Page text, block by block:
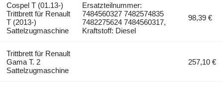
Cospel T (01.13-)
Trittbrett für Renault
T (2013-)
Sattelzugmaschine
Ersatzteilnummer:
7484560327 7482574835
7482275624 7484560317,
Kraftstoff: Diesel
98,39 €
Trittbrett für Renault
Gama T. 2
Sattelzugmaschine
257,10 €